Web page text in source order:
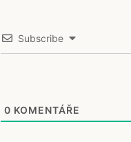
Subscribe
0 KOMENTÁŘE